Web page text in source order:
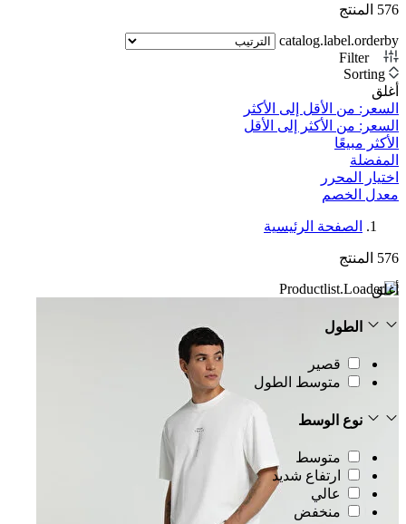
576 المنتج
catalog.label.orderby
Filter
Sorting
أغلق
السعر: من الأقل إلى الأكثر
السعر: من الأكثر إلى الأقل
الأكثر مبيعًا
المفضلة
اختيار المحرر
معدل الخصم‎
الصفحة الرئيسية
576 المنتج
أغلق
الطول
قصير
متوسط الطول
نوع الوسط
متوسط
ارتفاع شديد
عالي
منخفض